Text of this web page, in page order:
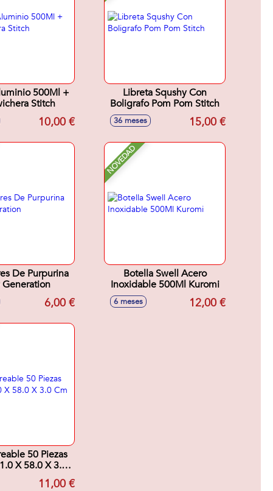
500Ml +
Stitch
10,00 €
Libreta Squshy Con
Boligrafo Pom Pom Stitch
36 meses 15,00 €
De Purpurina
6,00 €
NOVEDAD
Botella Swell Acero
Inoxidable 500Ml Kuromi
6 meses 12,00 €
50 Piezas
X 58.0 X 3.0
11,00 €